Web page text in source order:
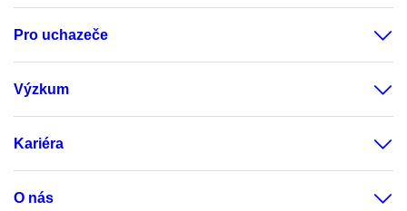
Pro uchazeče
Výzkum
Kariéra
O nás